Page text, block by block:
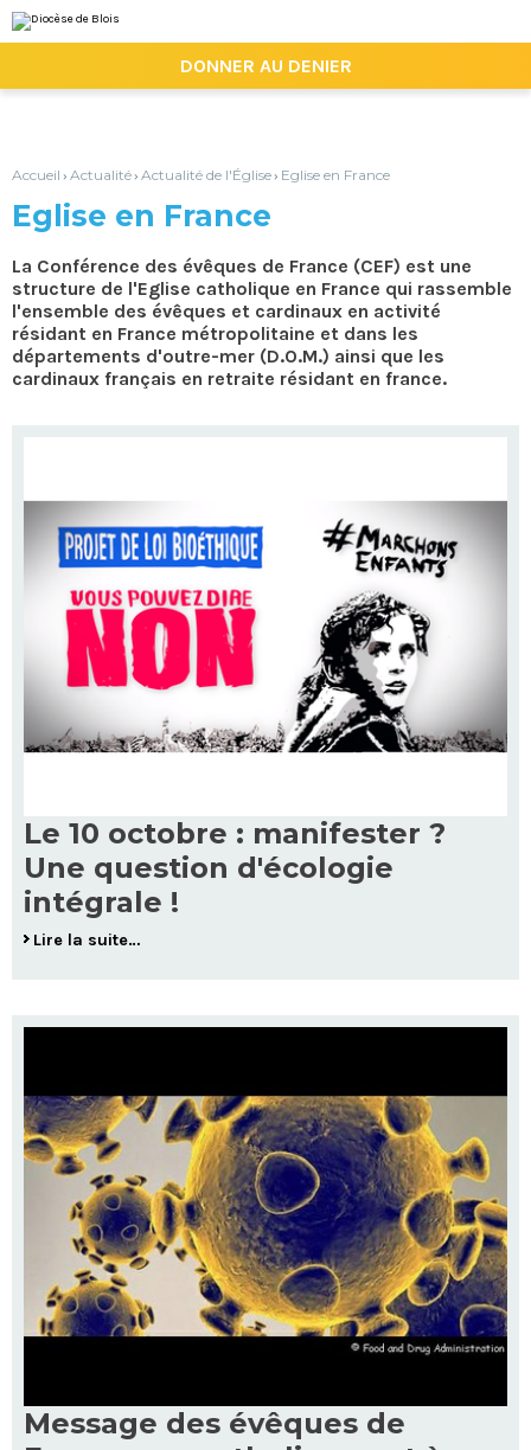
au
contenu.
la
personnels
DONNER AU DENIER
Accueil › Actualité› Actualité de l'Église› Eglise en France
Eglise en France
La Conférence des évêques de France (CEF) est une
structure de l'Eglise catholique en France qui rassemble
l'ensemble des évêques et cardinaux en activité
résidant en France métropolitaine et dans les
départements d'outre-mer (D.O.M.) ainsi que les
cardinaux français en retraite résidant en france.
Le 10 octobre : manifester ?
Une question d'écologie
intégrale !
Lire la suite…
Message des évêques de